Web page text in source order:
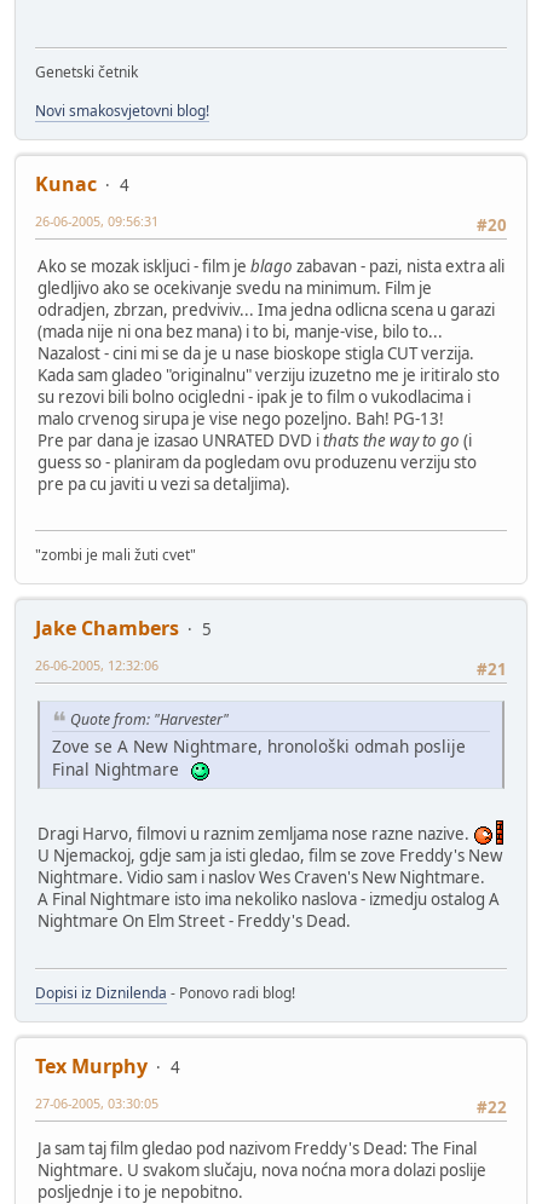
Genetski četnik
Novi smakosvjetovni blog!
Kunac
4
#20
26-06-2005, 09:56:31
Ako se mozak iskljuci - film je blago zabavan - pazi, nista extra ali
gledljivo ako se ocekivanje svedu na minimum. Film je
odradjen, zbrzan, predviviv... Ima jedna odlicna scena u garazi
(mada nije ni ona bez mana) i to bi, manje-vise, bilo to...
Nazalost - cini mi se da je u nase bioskope stigla CUT verzija.
Kada sam gladeo "originalnu" verziju izuzetno me je iritiralo sto
su rezovi bili bolno ocigledni - ipak je to film o vukodlacima i
malo crvenog sirupa je vise nego pozeljno. Bah! PG-13!
Pre par dana je izasao UNRATED DVD ithats the way to go (i
guess so - planiram da pogledam ovu produzenu verziju sto
pre pa cu javiti u vezi sa detaljima).
"zombi je mali žuti cvet"
Jake Chambers
5
#21
26-06-2005, 12:32:06
Quote from: "Harvester"
Zove se A New Nightmare, hronološki odmah poslije
Final Nightmare
Dragi Harvo, filmovi u raznim zemljama nose razne nazive.
U Njemackoj, gdje sam ja isti gledao, film se zove Freddy's New
Nightmare. Vidio sam i naslov Wes Craven's New Nightmare.
A Final Nightmare isto ima nekoliko naslova - izmedju ostalog A
Nightmare On Elm Street - Freddy's Dead.
Dopisi iz Diznilenda - Ponovo radi blog!
Tex Murphy
4
#22
27-06-2005, 03:30:05
Ja sam taj film gledao pod nazivom Freddy's Dead: The Final
Nightmare. U svakom slučaju, nova noćna mora dolazi poslije
posljednje i to je nepobitno.